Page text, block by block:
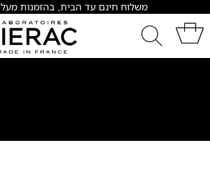
משלוח חינם עד הבית, בהזמנות מעל 249 ש"ח